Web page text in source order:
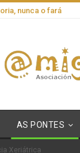
nunca o fará
AS PONTES
Xeriátrica